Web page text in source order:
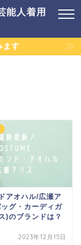
能人着用
ます
アオハル/広瀬ア
グ・カーディガ
)のブランドは？
2023年12月15日